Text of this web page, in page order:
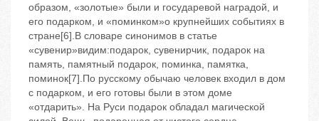
образом, «золотые» были и государевой наградой, и
его подарком, и «поминком»о крупнейших событиях в
стране[6].В словаре синонимов в статье
«сувенир»видим:подарок, сувенирчик, подарок на
память, памятный подарок, поминка, памятка,
поминок[7].По русскому обычаю человек входил в дом
с подарком, и его готовы были в этом доме
«отдарить». На Руси подарок обладал магической